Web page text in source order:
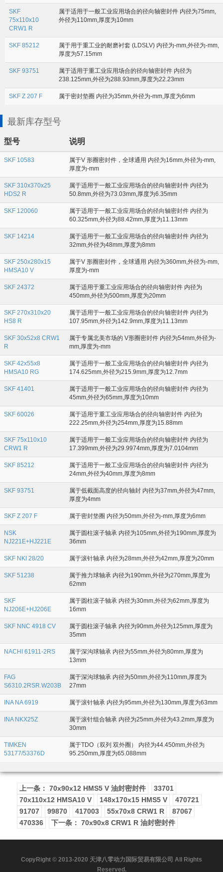
SKF
75x110x10
CRW1 R
属于适用于一般工业应用场合的径向轴密封件 内径为75mm,
外径为110mm,厚度为10mm
SKF 85212
属于用于重工业的耐磨衬套 (LDSLV) 内径为-mm,外径为-mm,
厚度为57.15mm
SKF 93751
属于适用于重工业应用场合的径向轴密封件 内径为
238.125mm,外径为288.93mm,厚度为22.23mm
SKF Z 207 F 属于密封垫圈 内径为35mm,外径为-mm,厚度为6mm
最新库存型号
型号 说明
SKF 10583
属于V 形圈密封件，全球通用 内径为16mm,外径为-mm,
厚度为-mm
SKF 310x370x25
HDS2 R
属于适用于一般工业应用场合的径向轴密封件 内径为
50.8mm,外径为73.03mm,厚度为6.35mm
SKF 120060
属于适用于一般工业应用场合的径向轴密封件 内径为
60.325mm,外径为88.42mm,厚度为11.13mm
SKF 14214
属于适用于一般工业应用场合的径向轴密封件 内径为
32mm,外径为48mm,厚度为8mm
SKF 250x280x15
HMSA10 V
属于V 形圈密封件，全球通用 内径为360mm,外径为-mm,
厚度为-mm
SKF 24372
属于适用于重工业应用场合的径向轴密封件 内径为
450mm,外径为500mm,厚度为20mm
SKF 270x310x20
HS8 R
属于适用于一般工业应用场合的径向轴密封件 内径为
107.95mm,外径为142.9mm,厚度为11.13mm
SKF 30x52x8 CRW1
R
属于专属北美市场的 V形圈密封件 内径为54mm,外径为-
mm,厚度为-mm
SKF 42x55x8
HMSA10 RG
属于适用于一般工业应用场合的径向轴密封件 内径为
174.625mm,外径为215.9mm,厚度为12.7mm
SKF 41401
属于适用于一般工业应用场合的径向轴密封件 内径为
45mm,外径为65mm,厚度为10mm
SKF 60026
属于适用于重工业应用场合的径向轴密封件 内径为
222.25mm,外径为254mm,厚度为15.88mm
SKF 75x110x10
CRW1 R
属于适用于一般工业应用场合的径向轴密封件 内径为
17.399mm,外径为29.9974mm,厚度为7.0104mm
SKF 85212
属于适用于一般工业应用场合的径向轴密封件 内径为
24mm,外径为40mm,厚度为8mm
SKF 93751
属于低截面高度的径向轴封 内径为37mm,外径为47mm,
厚度为4mm
SKF Z 207 F 属于密封垫圈 内径为50mm,外径为-mm,厚度为6mm
NSK
NJ221E+HJ221E
属于圆柱滚子轴承 内径为105mm,外径为190mm,厚度为
36mm
SKF NKI 28/20 属于滚针轴承 内径为28mm,外径为42mm,厚度为20mm
SKF 51238
属于推力球轴承 内径为190mm,外径为270mm,厚度为
62mm
SKF
NJ206E+HJ206E
属于圆柱滚子轴承 内径为30mm,外径为62mm,厚度为
16mm
SKF NNC 4918 CV
属于圆柱滚子轴承 内径为90mm,外径为125mm,厚度为
35mm
NACHI 61911-2RS
属于深沟球轴承 内径为55mm,外径为80mm,厚度为
13mm
FAG
S6310.2RSR.W203B
属于深沟球轴承 内径为50mm,外径为110mm,厚度为
27mm
INA NA 6919 属于滚针轴承 内径为95mm,外径为130mm,厚度为63mm
INA NKX25Z
属于滚针组合轴承 内径为25mm,外径为43.2mm,厚度为
30mm
TIMKEN
53177/53376D
属于TDO（双列 双外圈） 内径为44.450mm,外径为
95.250mm,厚度为65.088mm
上一条： 70x90x12 HMS5 V 油封密封件
33701
70x110x12 HMSA10 V
148x170x15 HMS5 V
470721
91707
99870 417003 55x70x8 CRW1 R
87067
470336
下一条： 70x90x8 CRW1 R 油封密封件
CopyRight © 2013-2020 天津八零动力国际贸易有限公司 All Rights
Reserved.